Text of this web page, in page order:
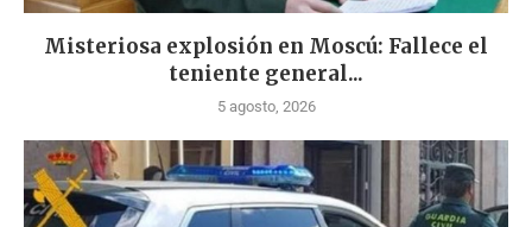
Misteriosa explosión en Moscú: Fallece el
teniente general...
5 agosto, 2026